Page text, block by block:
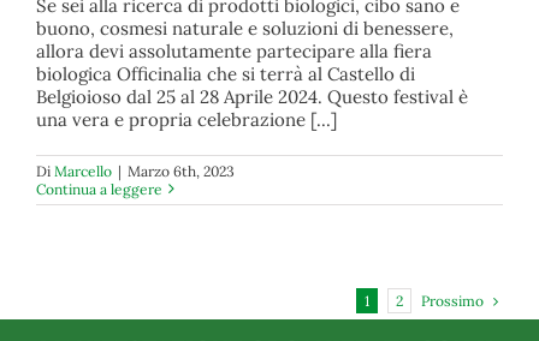
Officinalia al Castello di Belgioioso: l’evento biologico da
non perdere
biologico
Se sei alla ricerca di prodotti biologici, cibo sano e
buono, cosmesi naturale e soluzioni di benessere,
allora devi assolutamente partecipare alla fiera
biologica Officinalia che si terrà al Castello di
Belgioioso dal 25 al 28 Aprile 2024. Questo festival è
una vera e propria celebrazione [...]
Di Marcello | Marzo 6th, 2023
Continua a leggere
1 2 Prossimo